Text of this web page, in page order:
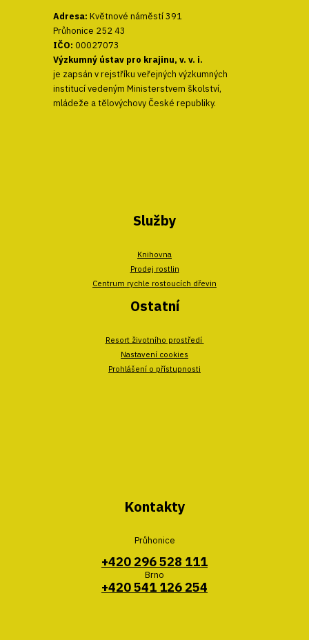
Adresa: Květnové náměstí 391
Průhonice 252 43
IČO: 00027073
Výzkumný ústav pro krajinu, v. v. i.
je zapsán v rejstříku veřejných výzkumných
institucí vedeným Ministerstvem školství,
mládeže a tělovýchovy České republiky.
Služby
Knihovna
Prodej rostlin
Centrum rychle rostoucích dřevin
Ostatní
Resort životního prostředí
Nastavení cookies
Prohlášení o přístupnosti
Kontakty
Průhonice
+420 296 528 111
Brno
+420 541 126 254